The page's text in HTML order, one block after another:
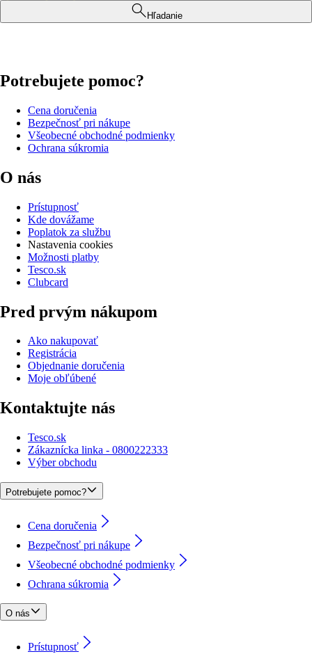
Hľadanie
Potrebujete pomoc?
Cena doručenia
Bezpečnosť pri nákupe
Všeobecné obchodné podmienky
Ochrana súkromia
O nás
Prístupnosť
Kde dovážame
Poplatok za službu
Nastavenia cookies
Možnosti platby
Tesco.sk
Clubcard
Pred prvým nákupom
Ako nakupovať
Registrácia
Objednanie doručenia
Moje obľúbené
Kontaktujte nás
Tesco.sk
Zákaznícka linka - 0800222333
Výber obchodu
Potrebujete pomoc?
Cena doručenia
Bezpečnosť pri nákupe
Všeobecné obchodné podmienky
Ochrana súkromia
O nás
Prístupnosť